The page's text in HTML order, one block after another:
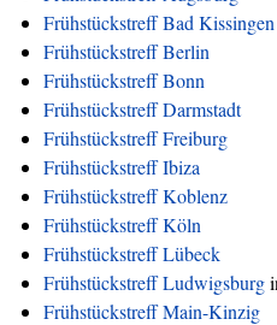
Frühstückstreff Bad Kissingen
Frühstückstreff Berlin
Frühstückstreff Bonn
Frühstückstreff Darmstadt
Frühstückstreff Freiburg
Frühstückstreff Ibiza
Frühstückstreff Koblenz
Frühstückstreff Köln
Frühstückstreff Lübeck
Frühstückstreff Ludwigsburg
Frühstückstreff Main-Kinzig